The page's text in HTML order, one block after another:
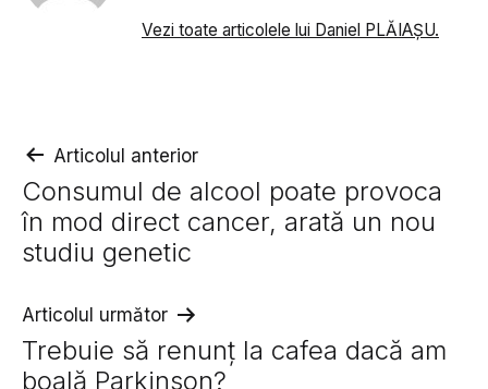
Vezi toate articolele lui Daniel PLĂIAȘU.
Navigare
în
articole
Articolul anterior
Consumul de alcool poate provoca
în mod direct cancer, arată un nou
studiu genetic
Articolul următor
Trebuie să renunț la cafea dacă am
boală Parkinson?